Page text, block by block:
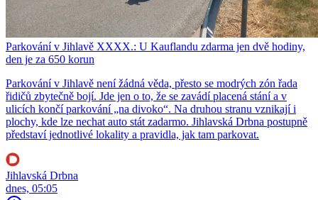
Parkování v Jihlavě XXXX.: U Kauflandu zdarma jen dvě hodiny,
den je za 650 korun
Parkování v Jihlavě není žádná věda, přesto se modrých zón řada
řidičů zbytečně bojí. Jde jen o to, že se zavádí placená stání a v
ulicích končí parkování „na divoko“. Na druhou stranu vznikají i
plochy, kde lze nechat auto stát zadarmo. Jihlavská Drbna postupně
představí jednotlivé lokality a pravidla, jak tam parkovat.
Jihlavská Drbna
dnes, 05:05